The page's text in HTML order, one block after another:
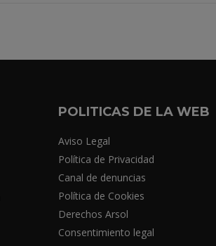
POLITICAS DE LA WEB
Aviso Legal
Política de Privacidad
Canal de denuncias
Política de Cookies
Derechos Arsol
Consentimiento legal